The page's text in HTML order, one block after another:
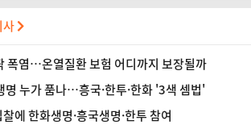
사
폭염…온열질환 보험 어디까지 보장될까
누가 품나…흥국·한투·한화 '3색 셈법'
에 한화생명·흥국생명·한투 참여